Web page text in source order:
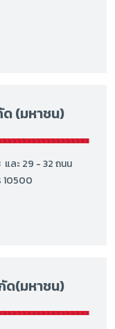
(มหาชน)
และ 29 - 32 ถนน
10500
ด(มหาชน)